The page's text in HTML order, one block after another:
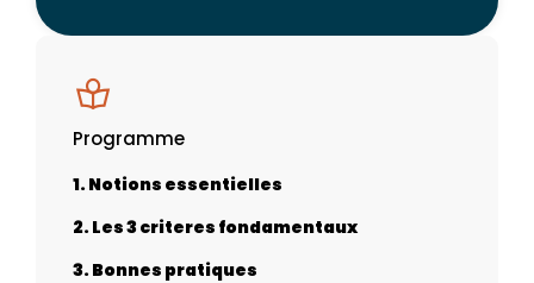
Programme
1. Notions essentielles
2. Les 3 criteres fondamentaux
3. Bonnes pratiques